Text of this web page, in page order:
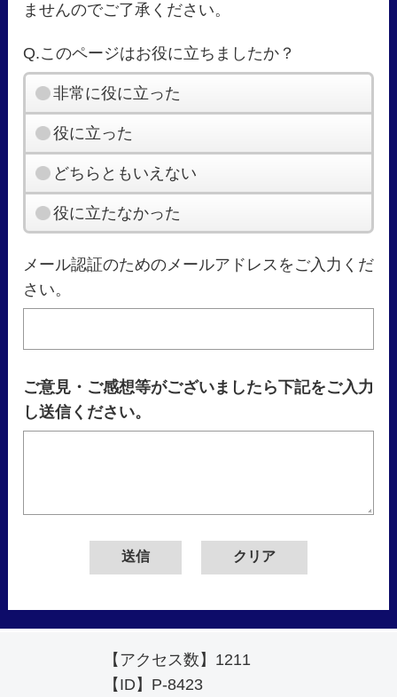
ませんのでご了承ください。
Q.このページはお役に立ちましたか？
非常に役に立った
役に立った
どちらともいえない
役に立たなかった
メール認証のためのメールアドレスをご入力くだ
さい。
ご意見・ご感想等がございましたら下記をご入力
し送信ください。
【アクセス数】 1211
【ID】 P-8423